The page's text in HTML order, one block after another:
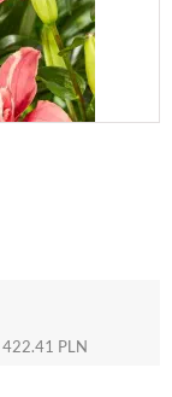
422.41 PLN